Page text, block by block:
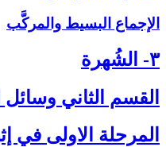
الإجماع البسيط والمركَّب
۳- الشُهرة
القسم الثاني ‏وسائل
المرحلة الاولى ‏في